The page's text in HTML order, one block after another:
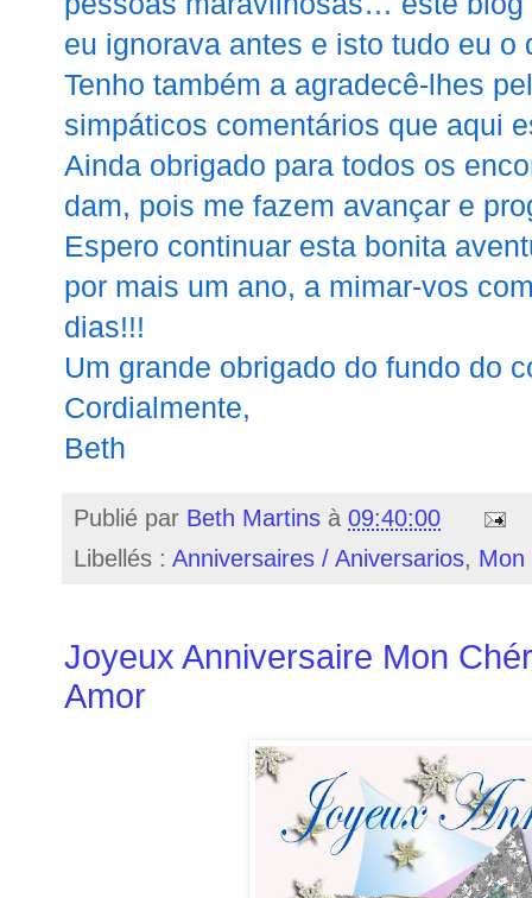
eu ignorava antes e isto tudo eu o
Tenho também a agradecê-lhes
simpáticos comentários que aqui
Ainda obrigado para todos os
dam, pois me fazem avançar e
Espero continuar esta bonita
por mais um ano, a mimar-vos
dias!!!
Um grande obrigado do fundo do
Cordialmente,
Beth
Publié par Beth Martins à 09:40:00
Libellés : Anniversaires / Aniversarios, Mon
Joyeux Anniversaire Mon
Amor